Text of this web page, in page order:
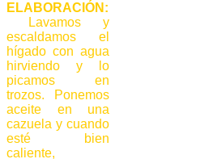
ELABORACIÓN:
Lavamos y
escaldamos el
hígado con agua
hirviendo y lo
picamos en
trozos. Ponemos
aceite en una
cazuela y cuando
esté bien
caliente,